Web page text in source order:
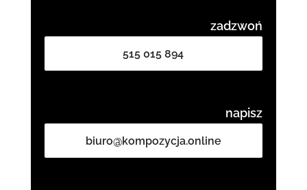
zadzwoń
515 015 894
napisz
biuro@kompozycja.online